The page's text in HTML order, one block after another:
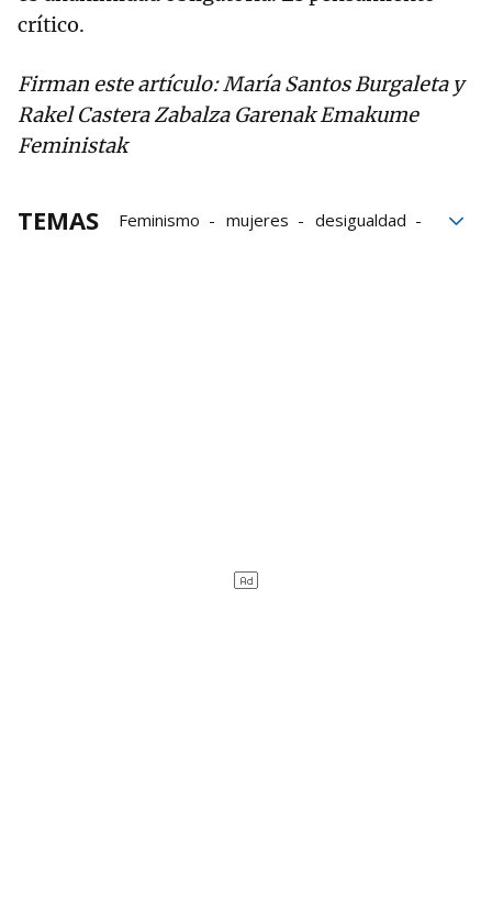
crítico.
Firman este artículo: María Santos Burgaleta y
Rakel Castera Zabalza Garenak Emakume
Feministak
TEMAS Feminismo mujeres
desigualdad